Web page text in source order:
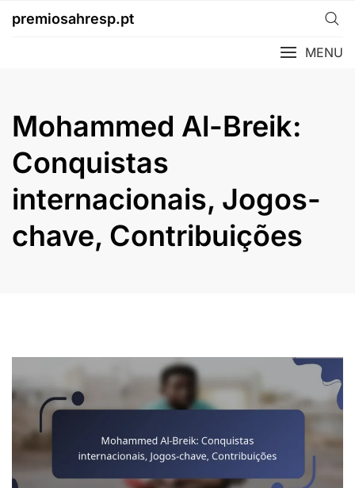
premiosahresp.pt
MENU
Mohammed Al-Breik:
Conquistas
internacionais, Jogos-
chave, Contribuições